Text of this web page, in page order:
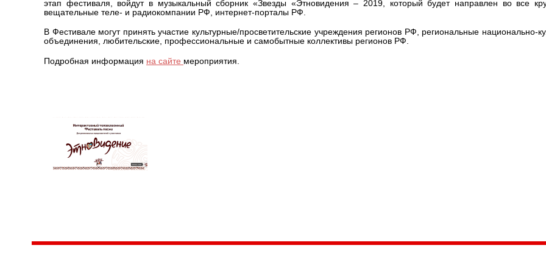
этап фестиваля, войдут в музыкальный сборник «Звезды «Этновидения – 2019, который будет направлен во все
вещательные теле- и радиокомпании РФ, интернет-порталы РФ.
В Фестивале могут принять участие культурные/просветительские учреждения регионов РФ, региональные национально-
объединения, любительские, профессиональные и самобытные коллективы регионов РФ.
Подробная информация на сайте мероприятия.